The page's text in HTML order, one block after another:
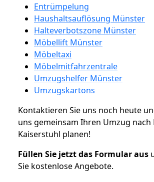
Entrümpelung
Haushaltsauflösung Münster
Halteverbotszone Münster
Möbellift Münster
Möbeltaxi
Möbelmitfahrzentrale
Umzugshelfer Münster
Umzugskartons
Kontaktieren Sie uns noch heute
uns gemeinsam Ihren Umzug nach
Kaiserstuhl planen!
Füllen Sie jetzt das Formular aus
Sie kostenlose Angebote.